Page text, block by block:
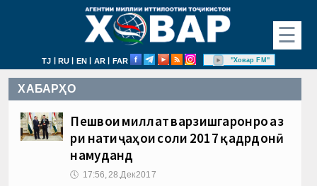
☰
TJ | RU | EN | AR | FAR "Ховар FM"
ХАБАРҲО
Пешвои миллат варзишгаронро аз
рӯи натиҷаҳои соли 2017 қадрдонӣ
намуданд
🕔 17:56, 28.Дек 2017